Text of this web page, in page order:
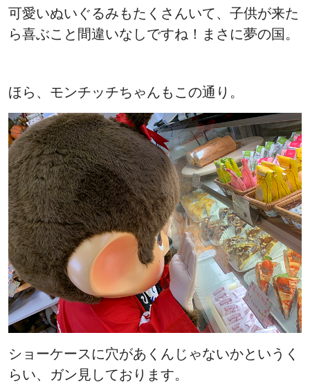
可愛いぬいぐるみもたくさんいて、子供が来た
ら喜ぶこと間違いなしですね！まさに夢の国。
ほら、モンチッチちゃんもこの通り。
ショーケースに穴があくんじゃないかというく
らい、ガン見しております。